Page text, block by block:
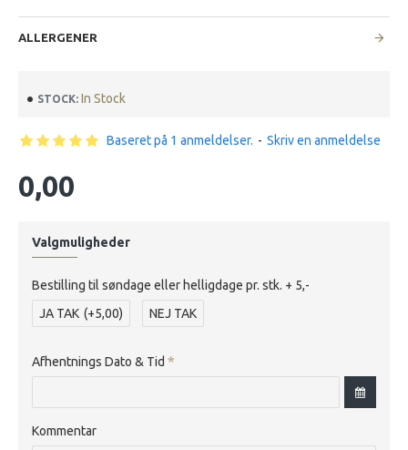
ALLERGENER
STOCK: In Stock
Baseret på 1 anmeldelser. - Skriv en anmeldelse
0,00
Valgmuligheder
Bestilling til søndage eller helligdage pr. stk. + 5,-
JA TAK (+5,00) NEJ TAK
Afhentnings Dato & Tid
Kommentar